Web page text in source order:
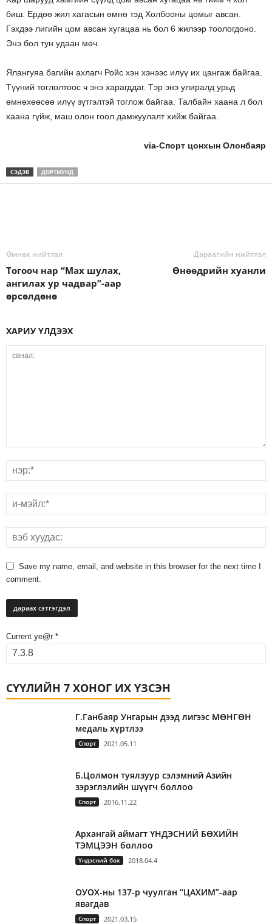
биш. Ердөө жил хагасын өмнө тэд Холбооны цомыг авсан.
Гэхдээ лигийн цом авсан хугацаа нь бол 6 жилээр тоологдоно.
Энэ бол тун удаан мөч.
Ялангуяа багийн ахлагч Ройс хэн хэнээс илүү их цангаж байгаа.
Түүний тоглолтоос ч энэ харагддаг. Тэр энэ улиралд урьд
өмнөхөөсөө илүү зүтгэлтэй тоглож байгаа. Талбайн хаана л бол
хаана гүйж, маш олон гоол дамжуулалт хийж байгаа.
via-Спорт цонхын Олонбаяр
СЭДЭВ ДОРТМУНД
Өмнөх нийтлэл
Тогооч нар “Мах шулах,
ангилах ур чадвар”-аар
өрсөлдөнө
Дараагийн нийтлэл
Өнөөдрийн хуанли
ХАРИУ ҮЛДЭЭХ
Save my name, email, and website in this browser for the next time I
comment.
Current ye@r *
СҮҮЛИЙН 7 ХОНОГ ИХ ҮЗСЭН
Г.Ганбаяр Унгарын дээд лигээс МӨНГӨН
медаль хүртлээ
Спорт 2021.05.11
Б.Цолмон туялзуур сэлэмний Азийн
зэрэглэлийн шүүгч боллоо
Спорт 2016.11.22
Архангай аймагт ҮНДЭСНИЙ БӨХИЙН
ТЭМЦЭЭН боллоо
Үндэсний бөх 2018.04.4
ОУОХ-ны 137-р чуулган “ЦАХИМ”-аар
явагдав
Спорт 2021.03.15